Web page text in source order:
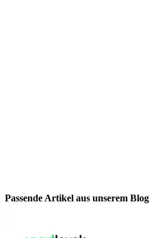
Passende Artikel aus unserem Blog